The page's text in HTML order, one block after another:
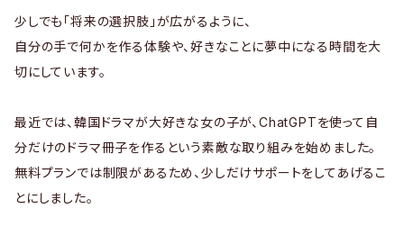
少しでも「将来の選択肢」が広がるように、
自分の手で何かを作る体験や、好きなことに夢中になる時間を大
切にしています。
最近では、韓国ドラマが大好きな女の子が、ChatGPTを使って自
分だけのドラマ冊子を作るという素敵な取り組みを始めました。
無料プランでは制限があるため、少しだけサポートをしてあげるこ
とにしました。